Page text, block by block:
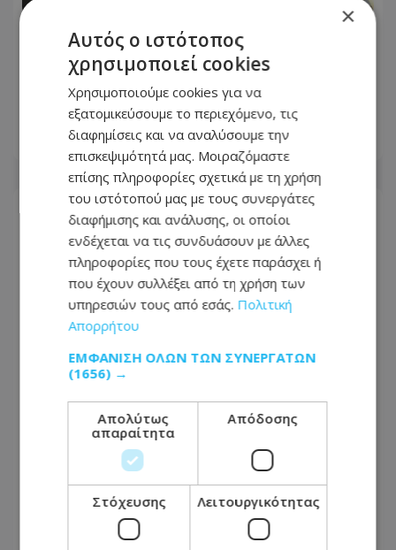
ΑΚΕΛ: Επικρίνει την κυβέρνηση για
τους διορισμούς στους Ημικρατικούς
– «Ξεπέρασαν και την προηγούμενη
κυβέρνηση σε ημετεροκρατία»
08.08.2026 - 16:48
ΔΗΣΥ: Απαντά στον Γιάννη Αντωνίου
για τους διορισμούς - «Το
Γνωμοδοτικό εισηγείται, η Κυβέρνηση
αποφασίζει»
08.08.2026 - 14:43
×
Αυτός ο ιστότοπος
χρησιμοποιεί cookies
Χρησιμοποιούμε cookies για να
εξατομικεύσουμε το περιεχόμενο, τις
διαφημίσεις και να αναλύσουμε την
επισκεψιμότητά μας. Μοιραζόμαστε
επίσης πληροφορίες σχετικά με τη χρήση
του ιστότοπού μας με τους συνεργάτες
διαφήμισης και ανάλυσης, οι οποίοι
ενδέχεται να τις συνδυάσουν με άλλες
πληροφορίες που τους έχετε παράσχει ή
που έχουν συλλέξει από τη χρήση των
υπηρεσιών τους από εσάς. Πολιτική
Απορρήτου
ΕΜΦΆΝΙΣΗ ΌΛΩΝ ΤΩΝ ΣΥΝΕΡΓΑΤΏΝ
(1656) →
Απολύτως
απαραίτητα
Απόδοσης
Στόχευσης Λειτουργικότητας